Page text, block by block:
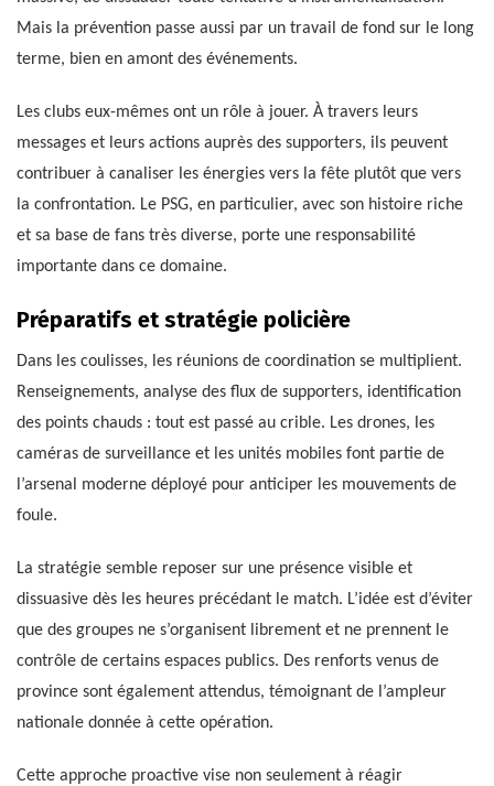
Mais la prévention passe aussi par un travail de fond sur le long
terme, bien en amont des événements.
Les clubs eux-mêmes ont un rôle à jouer. À travers leurs
messages et leurs actions auprès des supporters, ils peuvent
contribuer à canaliser les énergies vers la fête plutôt que vers
la confrontation. Le PSG, en particulier, avec son histoire riche
et sa base de fans très diverse, porte une responsabilité
importante dans ce domaine.
Préparatifs et stratégie policière
Dans les coulisses, les réunions de coordination se multiplient.
Renseignements, analyse des flux de supporters, identification
des points chauds : tout est passé au crible. Les drones, les
caméras de surveillance et les unités mobiles font partie de
l’arsenal moderne déployé pour anticiper les mouvements de
foule.
La stratégie semble reposer sur une présence visible et
dissuasive dès les heures précédant le match. L’idée est d’éviter
que des groupes ne s’organisent librement et ne prennent le
contrôle de certains espaces publics. Des renforts venus de
province sont également attendus, témoignant de l’ampleur
nationale donnée à cette opération.
Cette approche proactive vise non seulement à réagir